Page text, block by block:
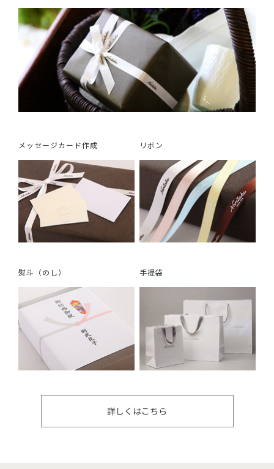
メッセージカード作成 リボン
熨斗（のし） 手提袋
詳しくはこちら